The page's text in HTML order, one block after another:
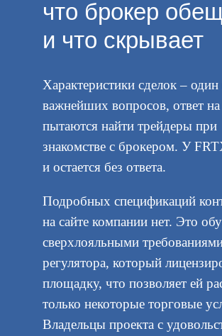
что брокер
и что скрывает
Характеристики сделок – один
важнейших вопросов, ответ
пытаются найти трейдеры при
знакомстве с брокером. У
и остается без ответа.
Подробных спецификаций
на сайте компании нет. Это
сверхлояльными
регулятора, который
площадку, что позволяет ей
только некоторые торговые
Владельцы проекта с